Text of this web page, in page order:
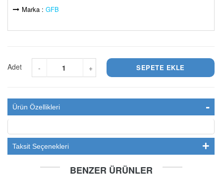
Marka : GFB
Adet +
-
Ürün Özellikleri
Taksit Seçenekleri
BENZER ÜRÜNLER